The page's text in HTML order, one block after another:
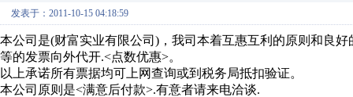
发表于：2011-10-15 04:18:59
本公司是(财富实业有限公司)，我司本着互惠互利的原则和良
等的发票向外代开.<点数优惠>。
以上承诺所有票据均可上网查询或到税务局抵扣验证。
本公司原则是<满意后付款>.有意者请来电洽谈.